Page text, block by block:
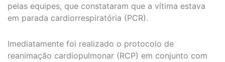
pelas equipes, que constataram que a vítima estava
em parada cardiorrespiratória (PCR).
Imediatamente foi realizado o protocolo de
reanimação cardiopulmonar (RCP) em conjunto com